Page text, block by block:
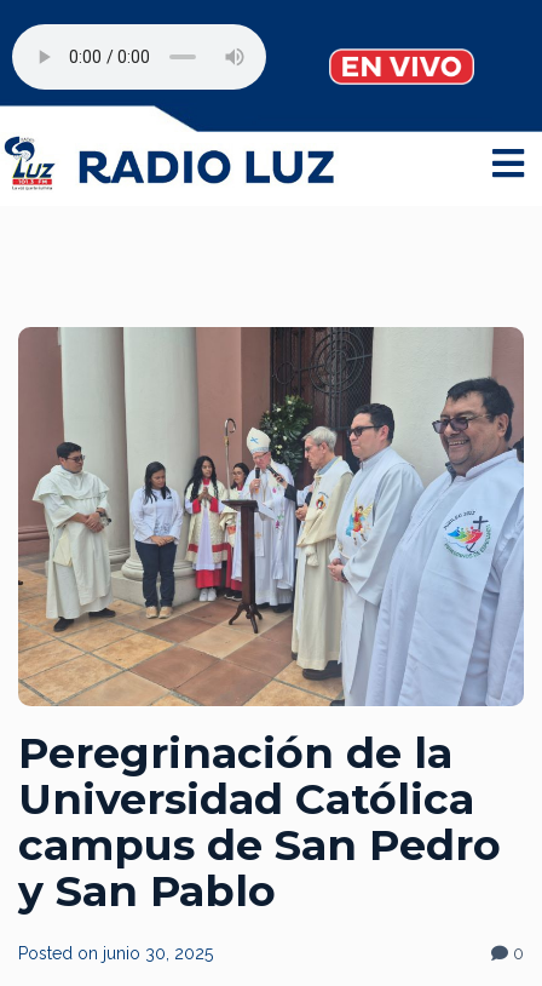
Peregrinación de la
Universidad Católica
campus de San Pedro
y San Pablo
Posted on junio 30, 2025 0